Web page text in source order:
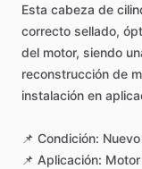
Esta cabeza de
correcto sellado,
del motor, siendo
reconstrucción de
instalación en
📌 Condición: Nuevo
📌 Aplicación: Motor